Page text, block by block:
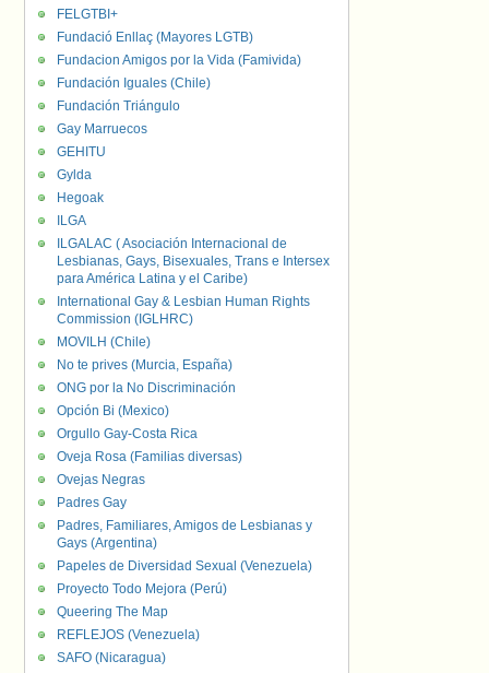
FELGTBI+
Fundació Enllaç (Mayores LGTB)
Fundacion Amigos por la Vida (Famivida)
Fundación Iguales (Chile)
Fundación Triángulo
Gay Marruecos
GEHITU
Gylda
Hegoak
ILGA
ILGALAC ( Asociación Internacional de
Lesbianas, Gays, Bisexuales, Trans e Intersex
para América Latina y el Caribe)
International Gay & Lesbian Human Rights
Commission (IGLHRC)
MOVILH (Chile)
No te prives (Murcia, España)
ONG por la No Discriminación
Opción Bi (Mexico)
Orgullo Gay-Costa Rica
Oveja Rosa (Familias diversas)
Ovejas Negras
Padres Gay
Padres, Familiares, Amigos de Lesbianas y
Gays (Argentina)
Papeles de Diversidad Sexual (Venezuela)
Proyecto Todo Mejora (Perú)
Queering The Map
REFLEJOS (Venezuela)
SAFO (Nicaragua)